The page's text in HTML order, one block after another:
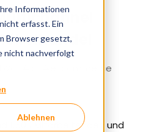
Informationen
erfasst. Ein
Browser gesetzt,
nicht nachverfolgt
Ablehnen
#e-commerce
1.500 Mitarbeitenden und